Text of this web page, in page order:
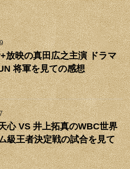
放映の真田広之主演 ドラマ
将軍を見ての感想
心 VS 井上拓真のWBC世界
級王者決定戦の試合を見て